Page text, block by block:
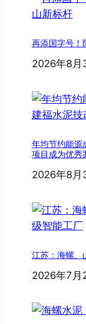
再添国字号！
2026年8月
年均节约能源
项目成为优秀
2026年8月
江苏：海螺、
2026年7月